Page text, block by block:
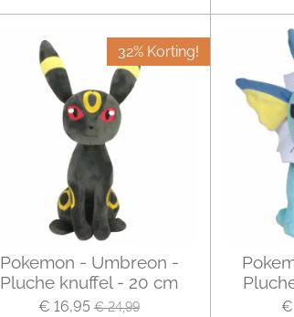
32% Korting!
Pokemon - Umbreon -
Pluche knuffel - 20 cm
€ 16,95 € 24,99 €